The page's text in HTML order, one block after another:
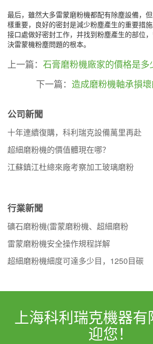
最后，雖然大多雷蒙磨粉機都配有除塵設備，
樣重要，良好的密封是減少粉塵產生的重要措
接口處做好密封工作，并找到粉塵產生的部位
決雷蒙機粉塵問題的根本。
上一篇： 石膏磨粉機廠家的價格是多
下一篇： 造成磨粉機軸承損壞
公司新聞
十年連續復購，科利瑞克設備萬里再赴
超細磨粉機的價值體現在哪？
江蘇鎮江杜總來廠考察加工玻璃磨粉
行業新聞
礦石磨粉機(雷蒙磨粉機、超細磨粉
雷蒙磨粉機安全操作規程詳解
超細磨粉機細度可達多少目，1250目碳
上海科利瑞克機器
迎您！